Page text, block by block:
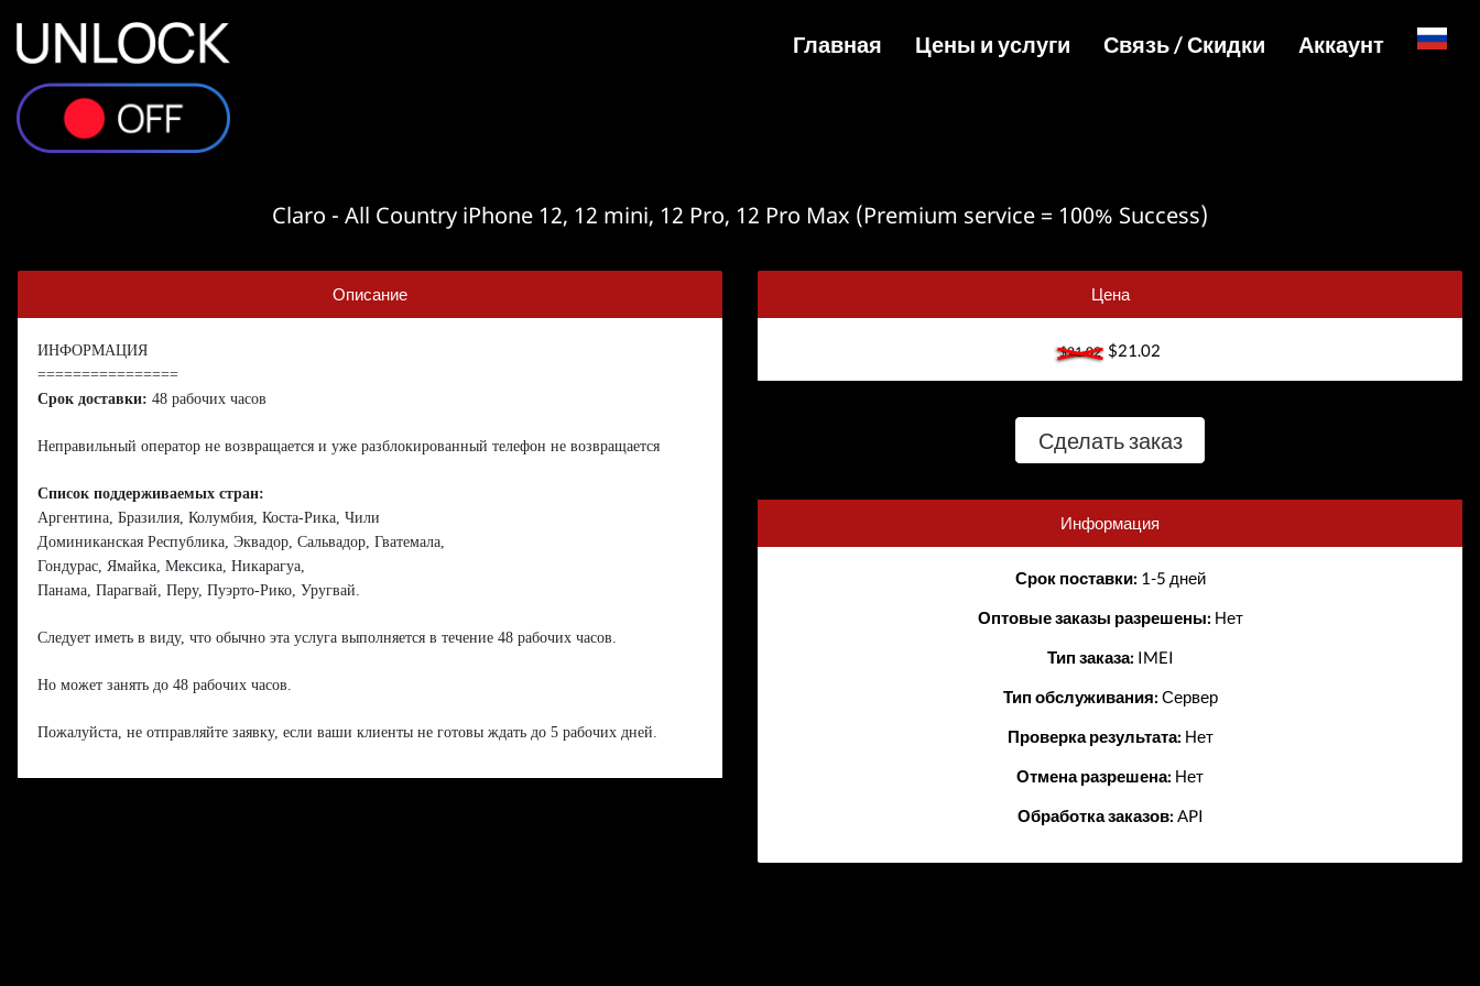
Главная Цены и услуги Связь / Скидки Аккаунт
Claro - All Country iPhone 12, 12 mini, 12 Pro, 12 Pro Max (Premium service = 100% Success)
Описание
ИНФОРМАЦИЯ
================
Срок доставки: 48 рабочих часов
Неправильный оператор не возвращается и уже разблокированный телефон не возвращается
Список поддерживаемых стран:
Аргентина, Бразилия, Колумбия, Коста-Рика, Чили
Доминиканская Республика, Эквадор, Сальвадор, Гватемала,
Гондурас, Ямайка, Мексика, Никарагуа,
Панама, Парагвай, Перу, Пуэрто-Рико, Уругвай.
Следует иметь в виду, что обычно эта услуга выполняется в течение 48 рабочих часов.
Но может занять до 48 рабочих часов.
Пожалуйста, не отправляйте заявку, если ваши клиенты не готовы ждать до 5 рабочих дней.
Цена
$21.02$21.02
Сделать заказ
Информация
Срок поставки: 1-5 дней
Оптовые заказы разрешены: Нет
Тип заказа: IMEI
Тип обслуживания: Сервер
Проверка результата: Нет
Отмена разрешена: Нет
Обработка заказов: API